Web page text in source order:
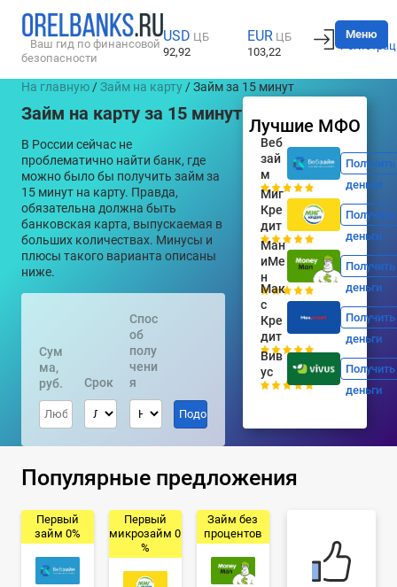
Ваш гид по финансовой
безопасности
USD ЦБ
92,92
EUR ЦБ
103,22
Вход
Меню
На главную /Займ на карту / Займ за 15 минут
Займ на карту за 15 минут
В России сейчас не
проблематично найти банк, где
можно было бы получить займ за
15 минут на карту. Правда,
обязательна должна быть
банковская карта, выпускаемая в
больших количествах. Минусы и
плюсы такого варианта описаны
ниже.
Сум
ма,
руб.
Срок
Спос
об
полу
чени
я
Лучшие МФО
Веб
зай
м
Получить
деньги
Миг
Кре
дит
Получить
деньги
Ман
иМе
н
Получить
деньги
Мак
с
Кре
дит
Получить
деньги
Вив
ус
Получить
деньги
Популярные предложения
Первый
займ 0%
Первый
микрозайм 0
%
Займ без
процентов